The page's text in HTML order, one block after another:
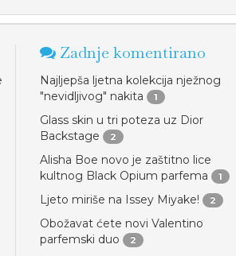
Zadnje komentirano
Najljepša ljetna kolekcija nježnog
"nevidljivog" nakita
1
Glass skin u tri poteza uz Dior
Backstage
2
Alisha Boe novo je zaštitno lice
kultnog Black Opium parfema
1
Ljeto miriše na Issey Miyake! 2
Obožavat ćete novi Valentino
parfemski duo
2